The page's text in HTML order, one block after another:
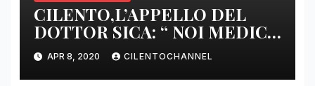
CILENTO,L’APPELLO DEL
DOTTOR SICA: “ NOI MEDICI
DI BASE SIAMO SENZA ARMI
E SENZA PRESIDI”
APR 8, 2020 CILENTOCHANNEL